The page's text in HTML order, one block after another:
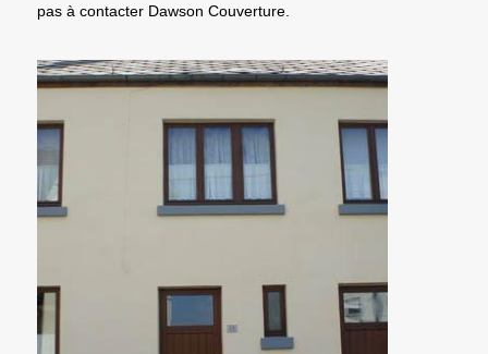
pas à contacter Dawson Couverture.